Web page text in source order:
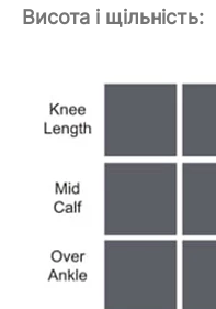
Висота і щільність: